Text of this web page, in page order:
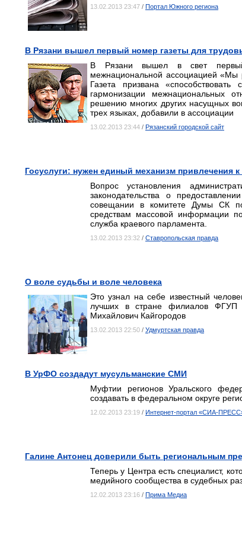
13.02.2013 23:47 / Портал Южного региона
В Рязани вышел первый номер газеты для
В Рязани вышел в свет первый
межнациональной ассоциацией «Мы
Газета призвана
гармонизации межнациональных
решению многих других насущных
трех языках, добавили в ассоциации
13.02.2013 23:44 / Рязанский городской сайт
Госуслуги: нужен единый механизм привлечения
Вопрос установления
законодательства о
совещании в комитете Думы СК по
средствам массовой информации
служба краевого парламента.
13.02.2013 23:32 / Ставропольская правда
О воле судьбы и воле человека
Это узнал на себе известный
лучших в стране филиалов ФГУП
Михайлович Кайгородов
13.02.2013 22:50 / Удмуртская правда
В УрФО создадут мусульманские СМИ
Муфтии регионов Уральского
создавать в федеральном округе
12.02.2013 23:19 / Интернет-портал «СИА-
Галине Антонец доверили быть региональным
Теперь у Центра есть специалист,
медийного сообщества в судебных
12.02.2013 23:16 / Прима Медиа